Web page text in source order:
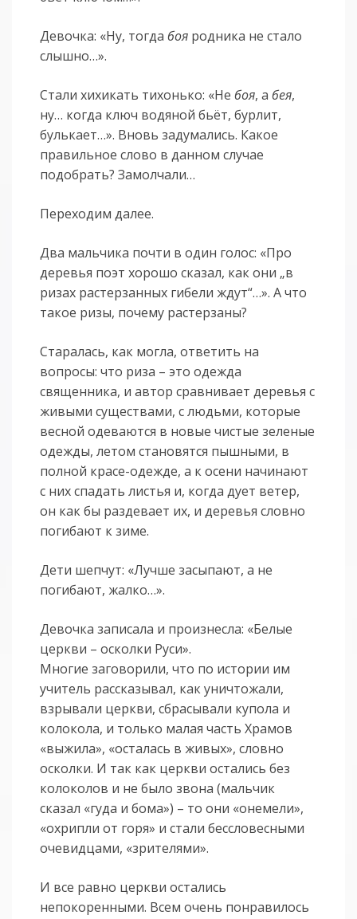
Девочка: «Ну, тогдабоя родника не стало
слышно…».
Стали хихикать тихонько: «Небоя, абея,
ну… когда ключ водяной бьёт, бурлит,
булькает…». Вновь задумались. Какое
правильное слово в данном случае
подобрать? Замолчали…
Переходим далее.
Два мальчика почти в один голос: «Про
деревья поэт хорошо сказал, как они „в
ризах растерзанных гибели ждут“…». А что
такое ризы, почему растерзаны?
Старалась, как могла, ответить на
вопросы: что риза – это одежда
священника, и автор сравнивает деревья с
живыми существами, с людьми, которые
весной одеваются в новые чистые зеленые
одежды, летом становятся пышными, в
полной красе-одежде, а к осени начинают
с них спадать листья и, когда дует ветер,
он как бы раздевает их, и деревья словно
погибают к зиме.
Дети шепчут: «Лучше засыпают, а не
погибают, жалко…».
Девочка записала и произнесла: «Белые
церкви – осколки Руси».
Многие заговорили, что по истории им
учитель рассказывал, как уничтожали,
взрывали церкви, сбрасывали купола и
колокола, и только малая часть Храмов
«выжила», «осталась в живых», словно
осколки. И так как церкви остались без
колоколов и не было звона (мальчик
сказал «гуда и бома») – то они «онемели»,
«охрипли от горя» и стали бессловесными
очевидцами, «зрителями».
И все равно церкви остались
непокоренными. Всем очень понравилось